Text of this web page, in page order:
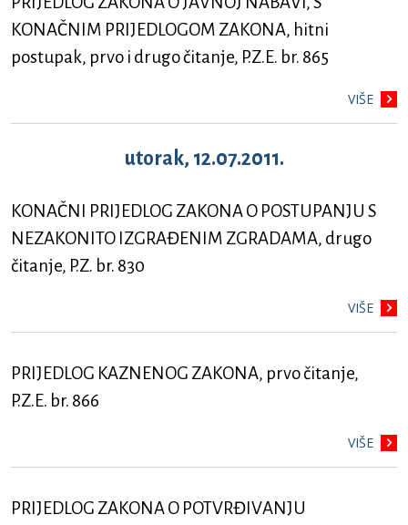
KONAČNIM PRIJEDLOGOM ZAKONA, hitni
postupak, prvo i drugo čitanje, P.Z.E. br. 865
VIŠE
utorak, 12.07.2011.
KONAČNI PRIJEDLOG ZAKONA O POSTUPANJU S
NEZAKONITO IZGRAĐENIM ZGRADAMA, drugo
čitanje, P.Z. br. 830
VIŠE
PRIJEDLOG KAZNENOG ZAKONA, prvo čitanje,
P.Z.E. br. 866
VIŠE
PRIJEDLOG ZAKONA O POTVRĐIVANJU